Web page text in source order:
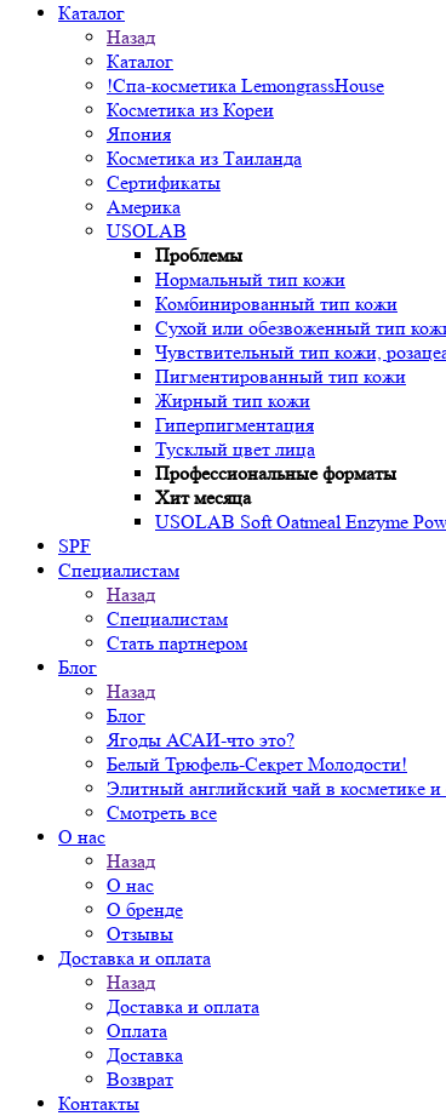
Каталог
Назад
Каталог
!Спа-косметика LemongrassHouse
Косметика из Кореи
Япония
Косметика из Таиланда
Сертификаты
Америка
USOLAB
Проблемы
Нормальный тип кожи
Комбинированный тип кожи
Сухой или обезвоженный тип
Чувствительный тип кожи,
Пигментированный тип кожи
Жирный тип кожи
Гиперпигментация
Тусклый цвет лица
Профессиональные форматы
Хит месяца
USOLAB Soft Oatmeal Enzyme
SPF
Специалистам
Назад
Специалистам
Стать партнером
Блог
Назад
Блог
Ягоды АСАИ-что это?
Белый Трюфель-Секрет Молодости!
Элитный английский чай в косметике и
Смотреть все
О нас
Назад
О нас
О бренде
Отзывы
Доставка и оплата
Назад
Доставка и оплата
Оплата
Доставка
Возврат
Контакты